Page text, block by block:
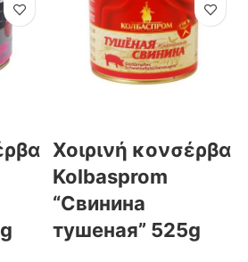
Χοιρινή κονσέρβα
Kolbasprom
“Свинина
тушеная” 525g